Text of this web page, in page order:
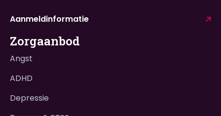
Aanmeldinformatie
Zorgaanbod
Angst
ADHD
Depressie